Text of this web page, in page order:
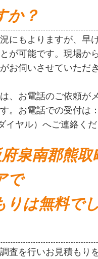
か？
にもよりますが、早
が可能です。現場か
お伺いさせていただ
、お電話のご依頼が
。お電話での受付は
イヤル）へご連絡くだ
府泉南郡熊取
で
りは無料で
査を行いお見積もり